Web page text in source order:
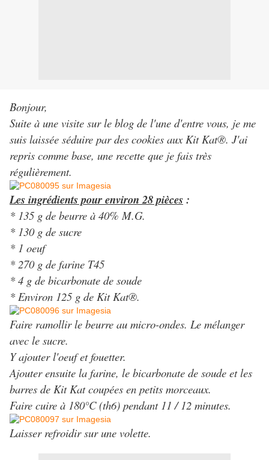
Bonjour,
Suite à une visite sur le blog de l'une d'entre vous, je me
suis laissée séduire par des cookies aux Kit Kat®. J'ai
repris comme base, une recette que je fais très
régulièrement.
Les ingrédients pour environ 28 pièces:
* 135 g de beurre à 40% M.G.
* 130 g de sucre
* 1 oeuf
* 270 g de farine T45
* 4 g de bicarbonate de soude
* Environ 125 g de Kit Kat®.
Faire ramollir le beurre au micro-ondes. Le mélanger
avec le sucre.
Y ajouter l'oeuf et fouetter.
Ajouter ensuite la farine, le bicarbonate de soude et les
barres de Kit Kat coupées en petits morceaux.
Faire cuire à 180°C (th6) pendant 11 / 12 minutes.
Laisser refroidir sur une volette.